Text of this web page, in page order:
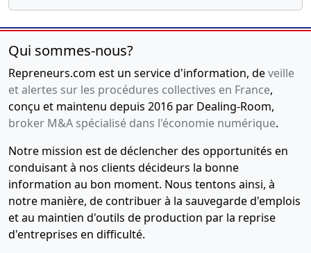
Qui sommes-nous?
Repreneurs.com est un service d'information, deveille
et alertes sur les procédures collectives en France,
conçu et maintenu depuis 2016 par Dealing-Room,
broker M&A spécialisé dans l'économie numérique.
Notre mission est de déclencher des opportunités en
conduisant à nos clients décideurs la bonne
information au bon moment. Nous tentons ainsi, à
notre manière, de contribuer à la sauvegarde d'emplois
et au maintien d'outils de production par la reprise
d'entreprises en difficulté.